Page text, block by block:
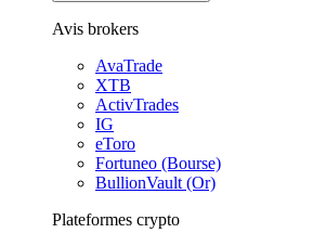
Avis brokers
AvaTrade
XTB
ActivTrades
IG
eToro
Fortuneo (Bourse)
BullionVault (Or)
Plateformes crypto